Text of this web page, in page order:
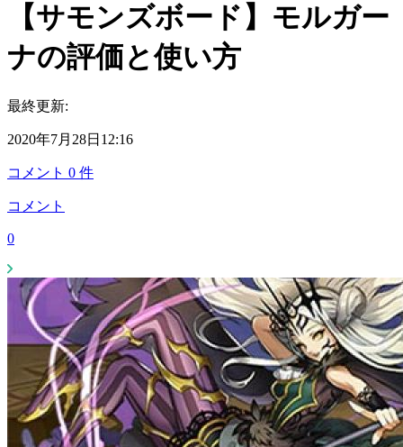
【サモンズボード】モルガー
ナの評価と使い方
最終更新:
2020年7月28日12:16
コメント 0 件
コメント
0